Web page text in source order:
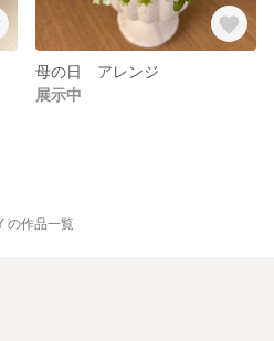
母の日 アレンジ
展示中
の作品一覧